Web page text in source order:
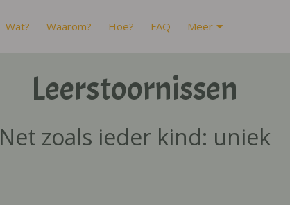
Wat? Waarom? Hoe? FAQ Meer
Leerstoornissen
Net zoals ieder kind: uniek